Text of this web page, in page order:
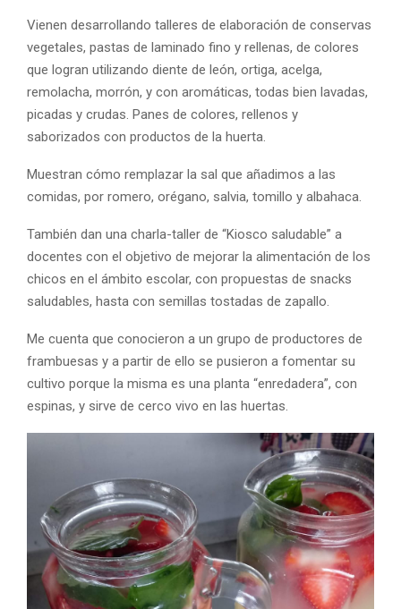
Vienen desarrollando talleres de elaboración de conservas
vegetales, pastas de laminado fino y rellenas, de colores
que logran utilizando diente de león, ortiga, acelga,
remolacha, morrón, y con aromáticas, todas bien lavadas,
picadas y crudas. Panes de colores, rellenos y
saborizados con productos de la huerta.
Muestran cómo remplazar la sal que añadimos a las
comidas, por romero, orégano, salvia, tomillo y albahaca.
También dan una charla-taller de “Kiosco saludable” a
docentes con el objetivo de mejorar la alimentación de los
chicos en el ámbito escolar, con propuestas de snacks
saludables, hasta con semillas tostadas de zapallo.
Me cuenta que conocieron a un grupo de productores de
frambuesas y a partir de ello se pusieron a fomentar su
cultivo porque la misma es una planta “enredadera”, con
espinas, y sirve de cerco vivo en las huertas.